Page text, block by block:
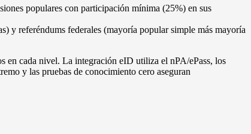
populares con participación mínima (25%) en sus
y referéndums federales (mayoría popular simple más mayoría
en cada nivel. La integración eID utiliza el nPA/ePass, los
y las pruebas de conocimiento cero aseguran